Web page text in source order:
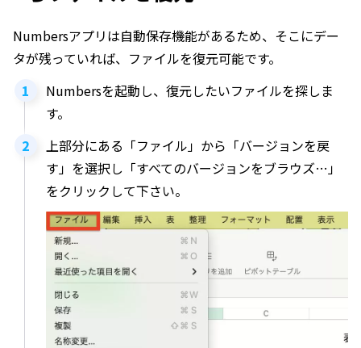
Numbersアプリは自動保存機能があるため、そこにデー
タが残っていれば、ファイルを復元可能です。
Numbersを起動し、復元したいファイルを探しま
す。
上部分にある「ファイル」から「バージョンを戻
す」を選択し「すべてのバージョンをブラウズ…」
をクリックして下さい。